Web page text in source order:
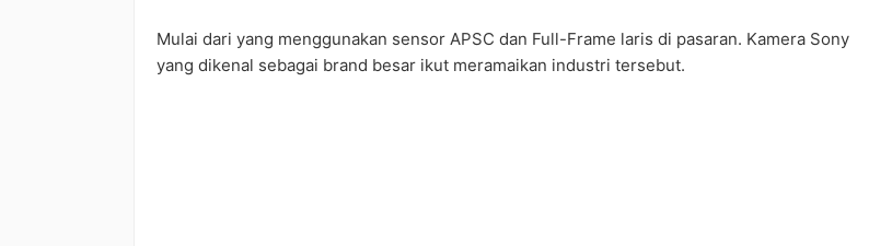
Mulai dari yang menggunakan sensor APSC dan Full-Frame laris di pasaran. Kamera Sony
yang dikenal sebagai brand besar ikut meramaikan industri tersebut.